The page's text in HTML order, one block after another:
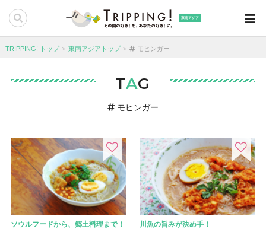
東南アジア
TRIPPING! トップ 東南アジアトップ モヒンガー
TAG
モヒンガー
ソウルフードから、郷土料理まで！ 川魚の旨みが決め手！